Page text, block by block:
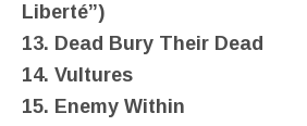
Liberté”)
13. Dead Bury Their Dead
14. Vultures
15. Enemy Within